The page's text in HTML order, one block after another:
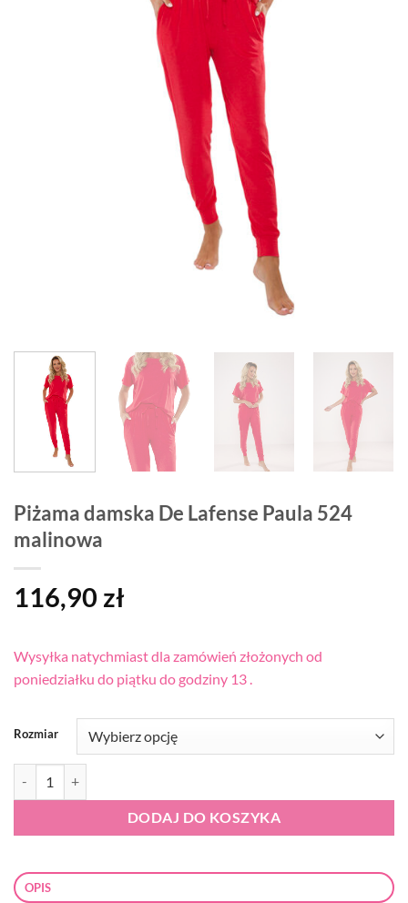
Piżama damska De Lafense Paula 524
malinowa
116,90 zł
Wysyłka natychmiast dla zamówień złożonych od
poniedziałku do piątku do godziny 13 .
Rozmiar
DODAJ DO KOSZYKA
OPIS